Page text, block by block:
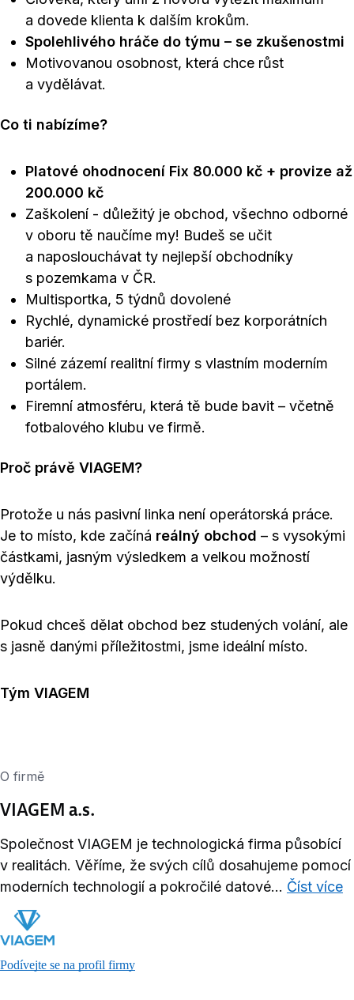
a dovede klienta k dalším krokům.
Spolehlivého hráče do týmu – se zkušenostmi
Motivovanou osobnost, která chce růst
a vydělávat.
Co ti nabízíme?
Platové ohodnocení Fix 80.000 kč + provize až
200.000 kč
Zaškolení - důležitý je obchod, všechno odborné
v oboru tě naučíme my! Budeš se učit
a naposlouchávat ty nejlepší obchodníky
s pozemkama v ČR.
Multisportka, 5 týdnů dovolené
Rychlé, dynamické prostředí bez korporátních
bariér.
Silné zázemí realitní firmy s vlastním moderním
portálem.
Firemní atmosféru, která tě bude bavit – včetně
fotbalového klubu ve firmě.
Proč právě VIAGEM?
Protože u nás pasivní linka není operátorská práce.
Je to místo, kde začíná reálný obchod – s vysokými
částkami, jasným výsledkem a velkou možností
výdělku.
Pokud chceš dělat obchod bez studených volání, ale
s jasně danými příležitostmi, jsme ideální místo.
Tým VIAGEM
O firmě
VIAGEM a.s.
Společnost VIAGEM je technologická firma působící
v realitách. Věříme, že svých cílů dosahujeme pomocí
moderních technologií a pokročilé datové... Číst více
Podívejte se na profil firmy